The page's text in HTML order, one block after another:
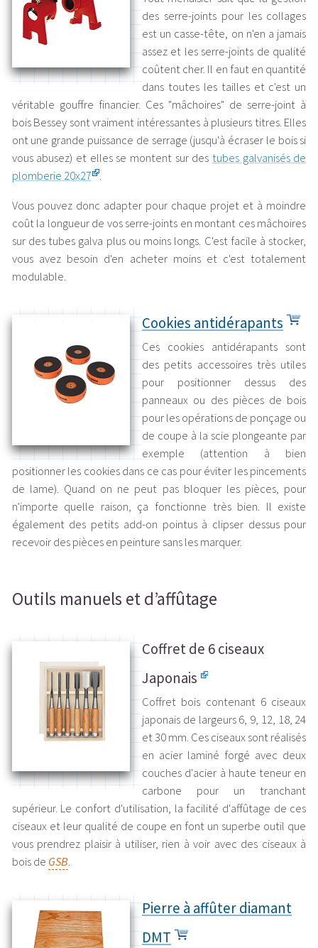
des serre-joints pour les collages
est un casse-tête, on n'en a jamais
assez et les serre-joints de qualité
coûtent cher. Il en faut en quantité
dans toutes les tailles et c'est un
véritable gouffre financier. Ces "mâchoires" de serre-joint à
bois Bessey sont vraiment intéressantes à plusieurs titres. Elles
ont une grande puissance de serrage (jusqu'à écraser le bois si
vous abusez) et elles se montent sur destubes galvanisés de
plomberie 20x27
.
Vous pouvez donc adapter pour chaque projet et à moindre
coût la longueur de vos serre-joints en montant ces mâchoires
sur des tubes galva plus ou moins longs. C'est facile à stocker,
vous avez besoin d'en acheter moins et c'est totalement
modulable.
Cookies antidérapants
Ces cookies antidérapants sont
des petits accessoires très utiles
pour positionner dessus des
panneaux ou des pièces de bois
pour les opérations de ponçage ou
de coupe à la scie plongeante par
exemple (attention à bien
positionner les cookies dans ce cas pour éviter les pincements
de lame). Quand on ne peut pas bloquer les pièces, pour
n'importe quelle raison, ça fonctionne très bien. Il existe
également des petits add-on pointus à clipser dessus pour
recevoir des pièces en peinture sans les marquer.
Outils manuels et d’affûtage
Coffret de 6 ciseaux
Japonais
Coffret bois contenant 6 ciseaux
japonais de largeurs 6, 9, 12, 18, 24
et 30 mm. Ces ciseaux sont réalisés
en acier laminé forgé avec deux
couches d'acier à haute teneur en
carbone pour un tranchant
supérieur. Le confort d'utilisation, la facilité d'affûtage de ces
ciseaux et leur qualité de coupe en font un superbe outil que
vous prendrez plaisir à utiliser, rien à voir avec des ciseaux à
bois de GSB.
Pierre à affûter diamant
DMT